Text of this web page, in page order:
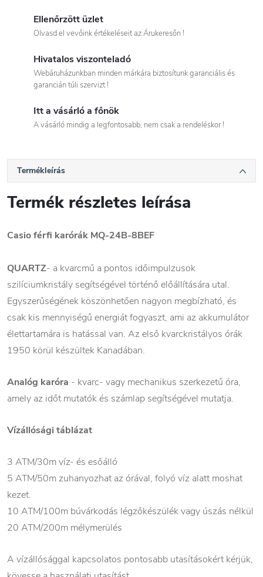
Ellenőrzött üzlet
Olvasd el vevőink értékeléseit az Árukeresőn !
Hivatalos viszonteladó
Webáruházunkban minden márkára biztosítunk garanciális és
garancián túli szervizt !
Itt a vásárló a főnök
A vásárló mindig a legfontosabb, nem csak a rendeléskor !
Termékleírás
Termék részletes leírása
Casio férfi karórák MQ-24B-8BEF
QUARTZ- a kvarcmű a pontos időimpulzusok
szilíciumkristály segítségével történő előállítására utal.
Egyszerűségének köszönhetően nagyon megbízható, és
csak kis mennyiségű energiát fogyaszt, ami az akkumulátor
élettartamára is hatással van. Az első kvarckristályos órák
1950 körül készültek Kanadában.
Analóg karóra - kvarc- vagy mechanikus szerkezetű óra,
amely az időt mutatók és számlap segítségével mutatja.
Vízállósági táblázat
3 ATM/30m víz- és esőálló
5 ATM/50m zuhanyozhat az órával, folyó víz alatt moshat
kezet.
10 ATM/100m búvárkodás légzőkészülék vagy úszás nélkül
20 ATM/200m mélymerülés
A vízállósággal kapcsolatos pontosabb utasításokért kérjük,